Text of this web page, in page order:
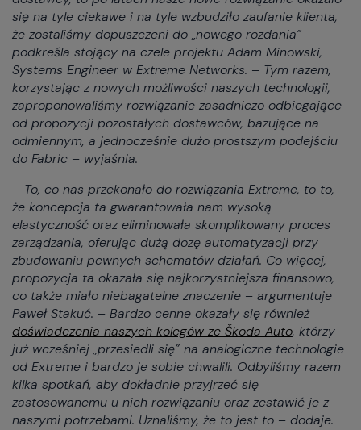
się na tyle ciekawe i na tyle wzbudziło zaufanie klienta,
że zostaliśmy dopuszczeni do „nowego rozdania” –
podkreśla stojący na czele projektu Adam Minowski,
Systems Engineer w Extreme Networks. – Tym razem,
korzystając z nowych możliwości naszych technologii,
zaproponowaliśmy rozwiązanie zasadniczo odbiegające
od propozycji pozostałych dostawców, bazujące na
odmiennym, a jednocześnie dużo prostszym podejściu
do Fabric – wyjaśnia.
– To, co nas przekonało do rozwiązania Extreme, to to,
że koncepcja ta gwarantowała nam wysoką
elastyczność oraz eliminowała skomplikowany proces
zarządzania, oferując dużą dozę automatyzacji przy
zbudowaniu pewnych schematów działań. Co więcej,
propozycja ta okazała się najkorzystniejsza finansowo,
co także miało niebagatelne znaczenie – argumentuje
Paweł Stakuć. – Bardzo cenne okazały się również
doświadczenia naszych kolegów ze Škoda Auto, którzy
już wcześniej „przesiedli się” na analogiczne technologie
od Extreme i bardzo je sobie chwalili. Odbyliśmy razem
kilka spotkań, aby dokładnie przyjrzeć się
zastosowanemu u nich rozwiązaniu oraz zestawić je z
naszymi potrzebami. Uznaliśmy, że to jest to – dodaje.